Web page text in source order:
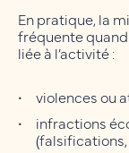
En pratique, la
fréquente
liée à l’activité :
violences ou
infractions
(falsifications,